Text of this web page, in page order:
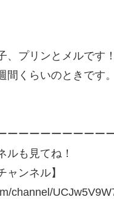
、プリンとメルです！
くらいのときです。
ーーーーーーーーー
も見てね！
ャンネル】
channel/